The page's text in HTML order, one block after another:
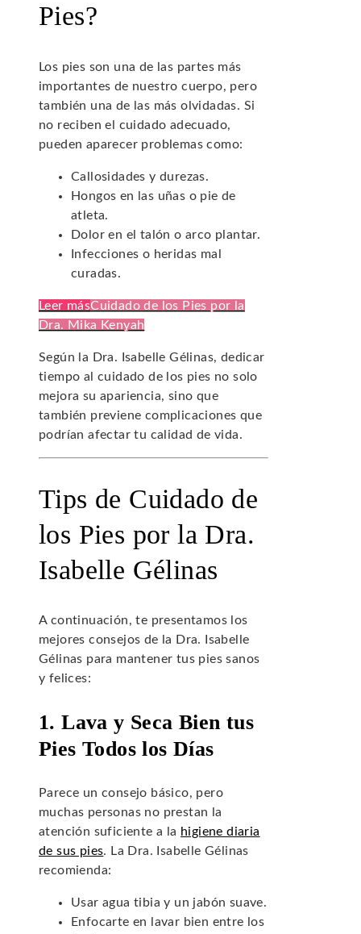
Pies?
Los pies son una de las partes más
importantes de nuestro cuerpo, pero
también una de las más olvidadas. Si
no reciben el cuidado adecuado,
pueden aparecer problemas como:
Callosidades y durezas.
Hongos en las uñas o pie de
atleta.
Dolor en el talón o arco plantar.
Infecciones o heridas mal
curadas.
Leer másCuidado de los Pies por la
Dra. Mika Kenyah
Según la Dra. Isabelle Gélinas, dedicar
tiempo al cuidado de los pies no solo
mejora su apariencia, sino que
también previene complicaciones que
podrían afectar tu calidad de vida.
Tips de Cuidado de
los Pies por la Dra.
Isabelle Gélinas
A continuación, te presentamos los
mejores consejos de la Dra. Isabelle
Gélinas para mantener tus pies sanos
y felices:
1. Lava y Seca Bien tus
Pies Todos los Días
Parece un consejo básico, pero
muchas personas no prestan la
atención suficiente a la higiene diaria
de sus pies. La Dra. Isabelle Gélinas
recomienda:
Usar agua tibia y un jabón suave.
Enfocarte en lavar bien entre los